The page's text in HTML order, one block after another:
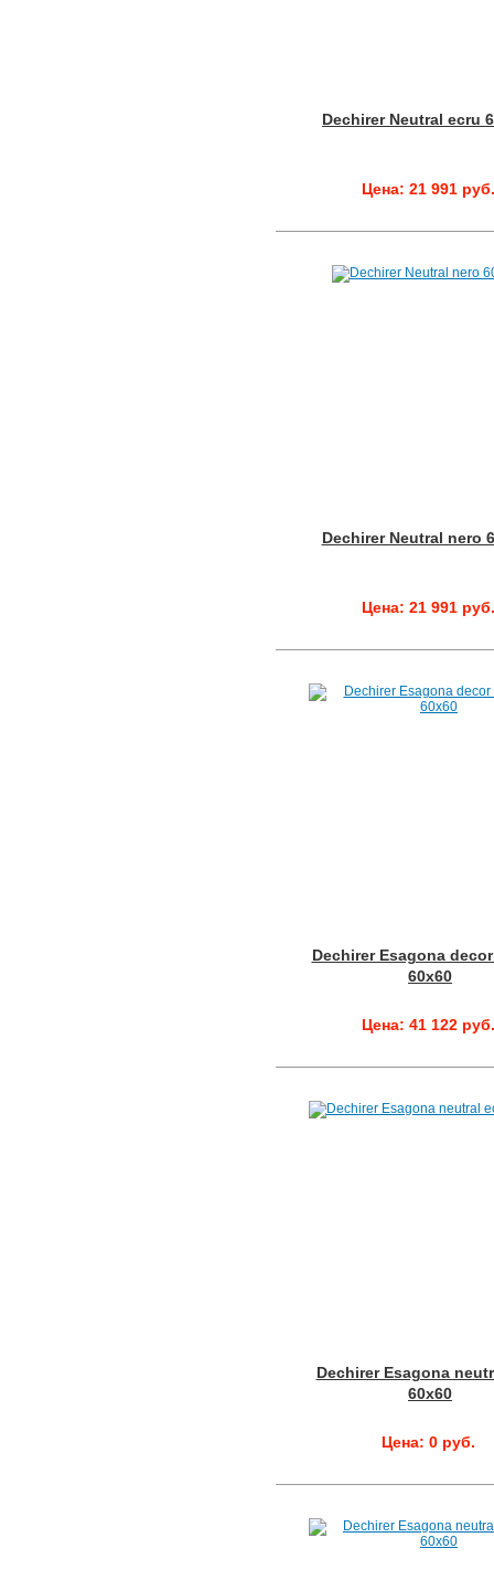
Dechirer Neutral ecru
Цена: 21 991 руб.
Dechirer Neutral nero
Цена: 21 991 руб.
Dechirer Esagona
60x60
Цена: 41 122 руб.
Dechirer Esagona
60x60
Цена: 0 руб.